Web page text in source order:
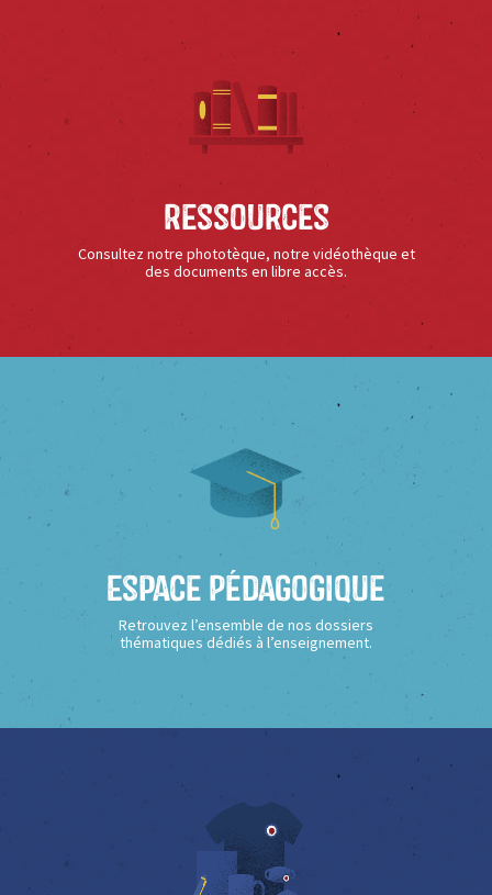
Ressources
Consultez notre phototèque, notre vidéothèque et
des documents en libre accès.
Espace Pédagogique
Retrouvez l’ensemble de nos dossiers
thématiques dédiés à l’enseignement.